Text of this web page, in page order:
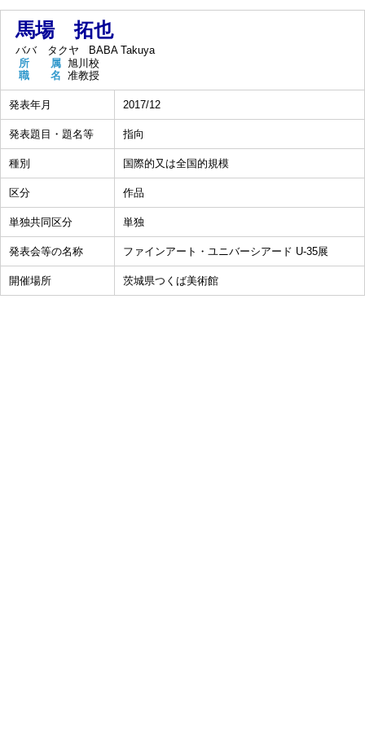
馬場 拓也
ババ タクヤ
BABA Takuya
所 属 旭川校
職 名 准教授
発表年月 2017/12
発表題目・題名等 指向
種別 国際的又は全国的規模
区分 作品
単独共同区分 単独
発表会等の名称 ファインアート・ユニバーシアード U-35展
開催場所 茨城県つくば美術館